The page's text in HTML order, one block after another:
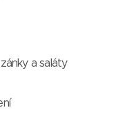
a saláty